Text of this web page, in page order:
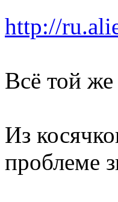
http://
Всё той
Из
проблеме